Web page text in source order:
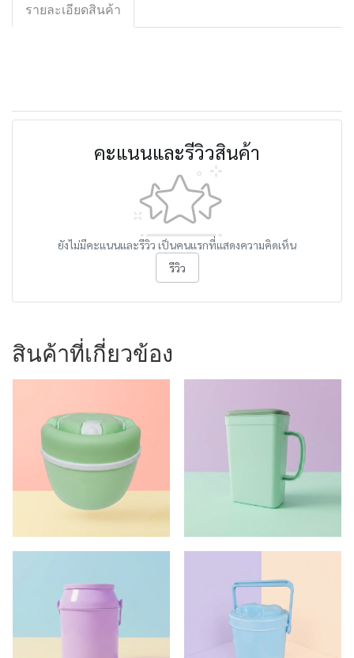
รายละเอียดสินค้า
คะแนนและรีวิวสินค้า
ยังไม่มีคะแนนและรีวิว เป็นคนแรกที่แสดงความคิดเห็น
รีวิว
สินค้าที่เกี่ยวข้อง